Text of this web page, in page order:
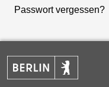
Passwort vergessen?